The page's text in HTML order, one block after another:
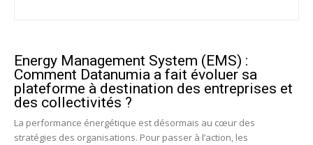
Energy Management System (EMS) :
Comment Datanumia a fait évoluer sa
plateforme à destination des entreprises et
des collectivités ?
La performance énergétique est désormais au cœur des
stratégies des organisations. Pour passer à l’action, les